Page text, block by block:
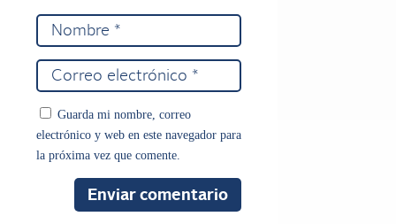
Guarda mi nombre, correo
electrónico y web en este navegador para
la próxima vez que comente.